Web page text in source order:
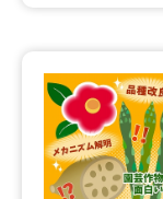
データサイエンス特集
デジタルパンフレット